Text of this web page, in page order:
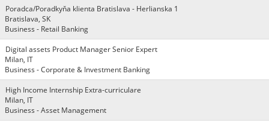
Poradca/Poradkyňa klienta Bratislava - Herlianska 1
Bratislava, SK
Business - Retail Banking
Digital assets Product Manager Senior Expert
Milan, IT
Business - Corporate & Investment Banking
High Income Internship Extra-curriculare
Milan, IT
Business - Asset Management